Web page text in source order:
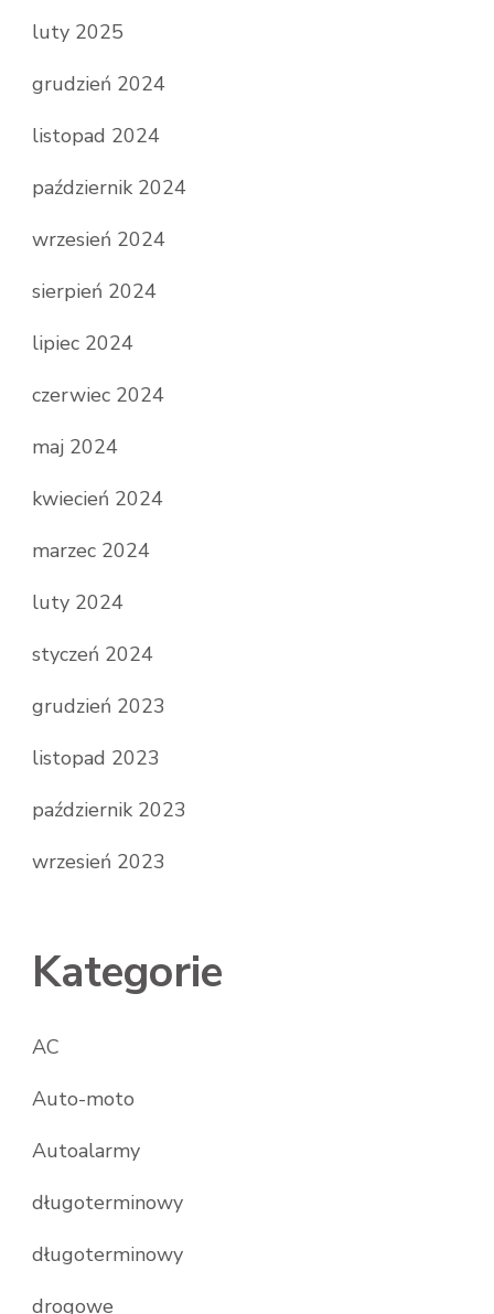
luty 2025
grudzień 2024
listopad 2024
październik 2024
wrzesień 2024
sierpień 2024
lipiec 2024
czerwiec 2024
maj 2024
kwiecień 2024
marzec 2024
luty 2024
styczeń 2024
grudzień 2023
listopad 2023
październik 2023
wrzesień 2023
Kategorie
AC
Auto-moto
Autoalarmy
długoterminowy
długoterminowy
drogowe